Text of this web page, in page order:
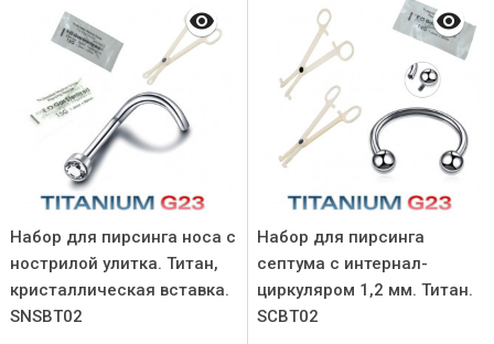
Набор для пирсинга носа с
нострилой улитка. Титан,
кристаллическая вставка.
SNSBТ02
Набор для пирсинга
септума с интернал-
циркуляром 1,2 мм. Титан.
SCBT02